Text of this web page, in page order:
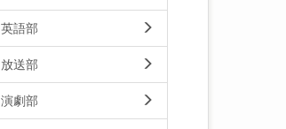
英語部
放送部
演劇部